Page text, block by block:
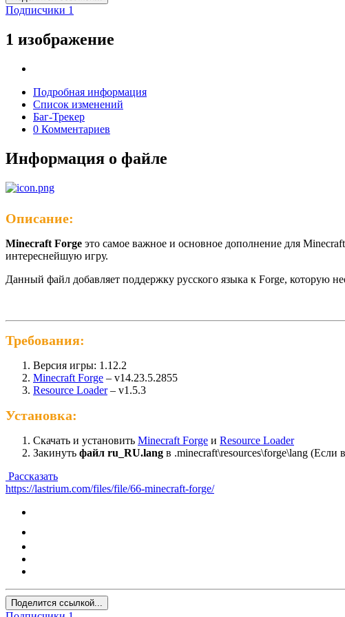
Подписчики 1
1 изображение
Подробная информация
Список изменений
Баг-Трекер
0 Комментариев
Информация о файле
Описание:
Minecraft Forge это самое важное и основное дополнение для
интереснейшую игру.
Данный файл добавляет поддержку русского языка к Forge, которую
Требования:
Версия игры: 1.12.2
Minecraft Forge – v14.23.5.2855
Resource Loader– v1.5.3
Установка:
Скачать и установить Minecraft Forge и Resource Loader
Закинуть файл ru_RU.lang в .minecraft\resources\forge\lang (Если
Рассказать
https://lastrium.com/files/file/66-minecraft-forge/
Поделится ссылкой...